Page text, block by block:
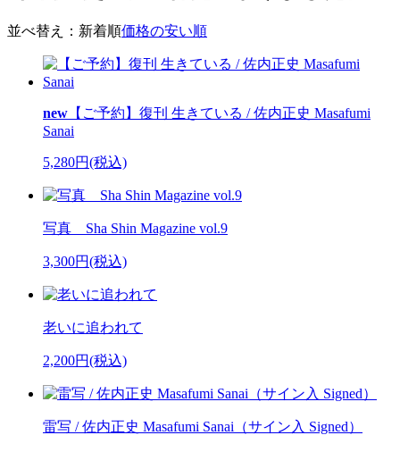
並べ替え： 新着順価格の安い順
new 【ご予約】復刊 生きている / 佐内正史 Masafumi
Sanai
5,280円(税込)
写真 Sha Shin Magazine vol.9
3,300円(税込)
老いに追われて
2,200円(税込)
雷写 / 佐内正史 Masafumi Sanai（サイン入 Signed）